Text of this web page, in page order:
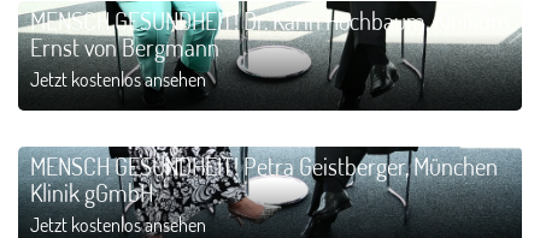
MENSCH GESUNDHEIT! Dr. Karin Hochbaum, Kinikum
Ernst von Bergmann
Jetzt kostenlos ansehen
MENSCH GESUNDHEIT! Petra Geistberger, München
Klinik gGmbH
Jetzt kostenlos ansehen